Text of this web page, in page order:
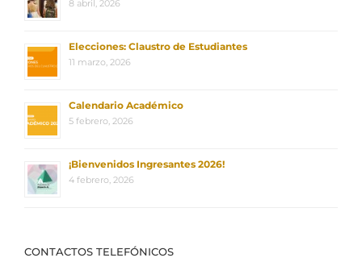
8 abril, 2026
Elecciones: Claustro de Estudiantes
11 marzo, 2026
Calendario Académico
5 febrero, 2026
¡Bienvenidos Ingresantes 2026!
4 febrero, 2026
CONTACTOS TELEFÓNICOS